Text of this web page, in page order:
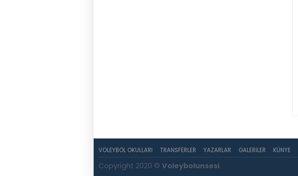
VOLEYBOL OKULLARI TRANSFERLER YAZARLAR GALERILER KÜNYE
Copyright 2020 © Voleybolunsesi.